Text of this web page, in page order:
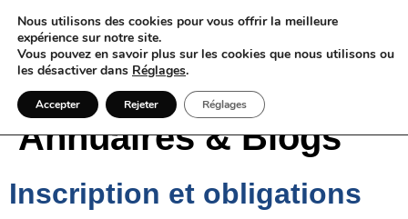
Catégorie :
Annuaires & Blogs
Inscription et obligations
Nous utilisons des cookies pour vous offrir la meilleure
expérience sur notre site.
Vous pouvez en savoir plus sur les cookies que nous utilisons ou
les désactiver dans Réglages.
Accepter Rejeter Réglages